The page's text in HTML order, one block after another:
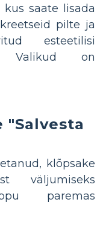
saate lisada
pilte ja
esteetilisi
Valikud on
"Salvesta
klõpsake
väljumiseks
paremas